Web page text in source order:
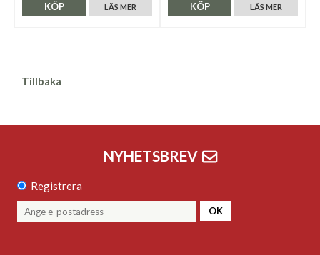
LÄS MER
KÖP LÄS MER
KÖP
Tillbaka
NYHETSBREV
Registrera
OK